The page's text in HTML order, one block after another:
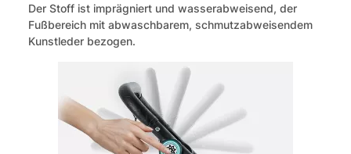
Der Stoff ist imprägniert und wasserabweisend, der
Fußbereich mit abwaschbarem, schmutzabweisendem
Kunstleder bezogen.